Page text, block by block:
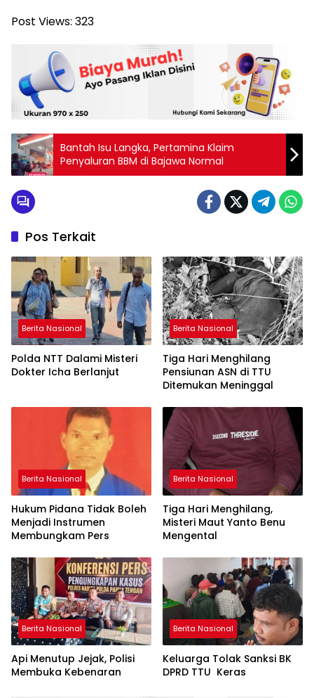
Post Views: 323
Bantah Isu Langka, Pertamina Klaim
Penyaluran BBM di Bajawa Normal
Pos Terkait
Berita Nasional
Polda NTT Dalami Misteri
Dokter Icha Berlanjut
Berita Nasional
Tiga Hari Menghilang
Pensiunan ASN di TTU
Ditemukan Meninggal
Berita Nasional
Hukum Pidana Tidak Boleh
Menjadi Instrumen
Membungkam Pers
Berita Nasional
Tiga Hari Menghilang,
Misteri Maut Yanto Benu
Mengental
Berita Nasional
Api Menutup Jejak, Polisi
Membuka Kebenaran
Berita Nasional
Keluarga Tolak Sanksi BK
DPRD TTU Keras